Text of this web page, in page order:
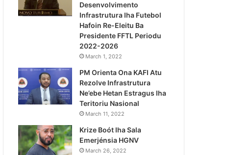
Governu Promete Tau
Minerais no Setór
Desenvolvimento
Infrastrutura Iha Futebol
Hafoin Re-Eleitu Ba
Presidente FFTL Periodu
2022-2026
March 1, 2022
PM Orienta Ona KAFI Atu
Rezolve Infrastrutura
Ne’ebe Hetan Estragus Iha
Teritoriu Nasional
March 11, 2022
Krize Boót Iha Sala
Emerjénsia HGNV
March 26, 2022